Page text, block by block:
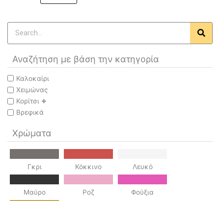
Αναζήτηση με βάση την κατηγορία
Καλοκαίρι
Χειμώνας
Κορίτσι
Βρεφικά
Χρώματα
Γκρι Κόκκινο Λευκό
Μαύρο Ροζ Φούξια